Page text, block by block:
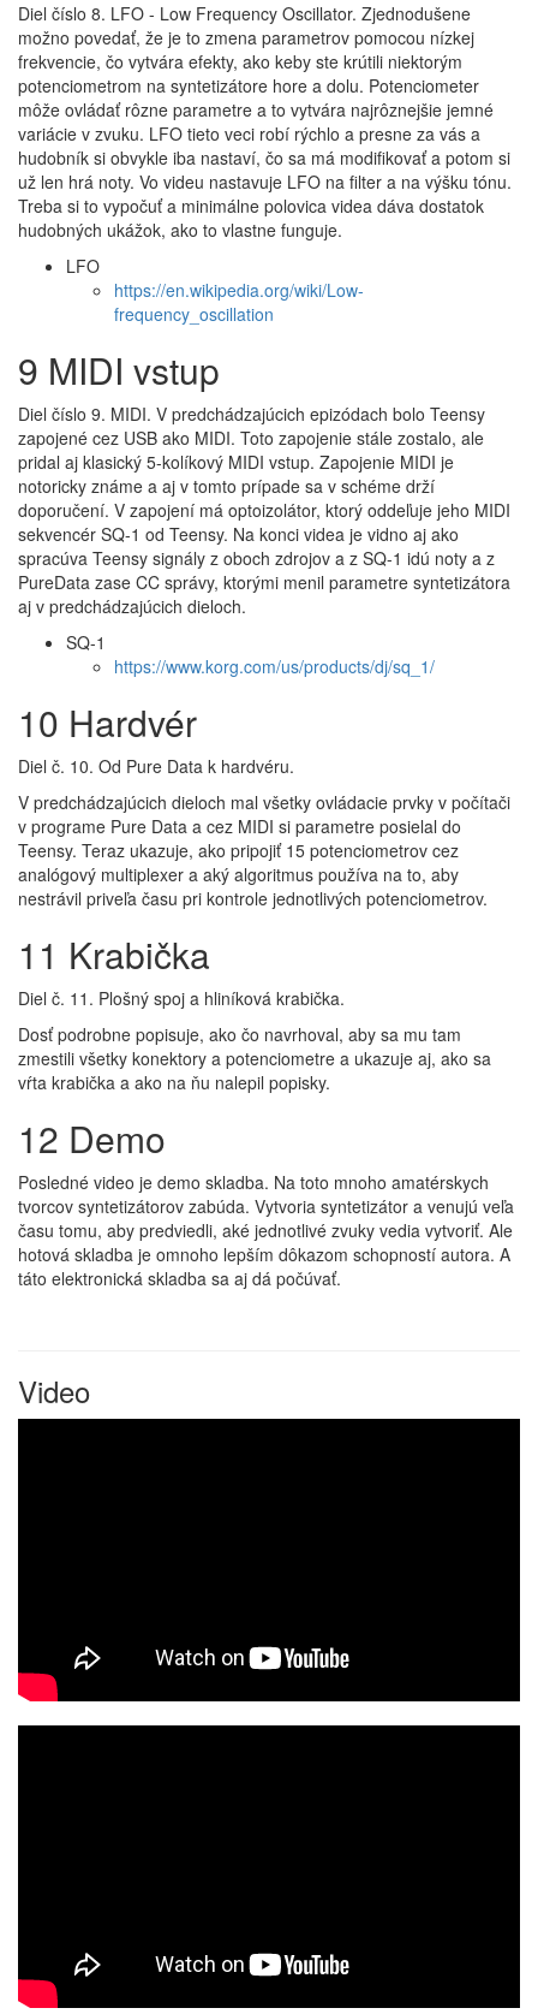
Diel číslo 8. LFO - Low Frequency Oscillator. Zjednodušene
možno povedať, že je to zmena parametrov pomocou nízkej
frekvencie, čo vytvára efekty, ako keby ste krútili niektorým
potenciometrom na syntetizátore hore a dolu. Potenciometer
môže ovládať rôzne parametre a to vytvára najrôznejšie jemné
variácie v zvuku. LFO tieto veci robí rýchlo a presne za vás a
hudobník si obvykle iba nastaví, čo sa má modifikovať a potom si
už len hrá noty. Vo videu nastavuje LFO na filter a na výšku tónu.
Treba si to vypočuť a minimálne polovica videa dáva dostatok
hudobných ukážok, ako to vlastne funguje.
LFO
https://en.wikipedia.org/wiki/Low-
frequency_oscillation
9 MIDI vstup
Diel číslo 9. MIDI. V predchádzajúcich epizódach bolo Teensy
zapojené cez USB ako MIDI. Toto zapojenie stále zostalo, ale
pridal aj klasický 5-kolíkový MIDI vstup. Zapojenie MIDI je
notoricky známe a aj v tomto prípade sa v schéme drží
doporučení. V zapojení má optoizolátor, ktorý oddeľuje jeho MIDI
sekvencér SQ-1 od Teensy. Na konci videa je vidno aj ako
spracúva Teensy signály z oboch zdrojov a z SQ-1 idú noty a z
PureData zase CC správy, ktorými menil parametre syntetizátora
aj v predchádzajúcich dieloch.
SQ-1
https://www.korg.com/us/products/dj/sq_1/
10 Hardvér
Diel č. 10. Od Pure Data k hardvéru.
V predchádzajúcich dieloch mal všetky ovládacie prvky v počítači
v programe Pure Data a cez MIDI si parametre posielal do
Teensy. Teraz ukazuje, ako pripojiť 15 potenciometrov cez
analógový multiplexer a aký algoritmus používa na to, aby
nestrávil priveľa času pri kontrole jednotlivých potenciometrov.
11 Krabička
Diel č. 11. Plošný spoj a hliníková krabička.
Dosť podrobne popisuje, ako čo navrhoval, aby sa mu tam
zmestili všetky konektory a potenciometre a ukazuje aj, ako sa
vŕta krabička a ako na ňu nalepil popisky.
12 Demo
Posledné video je demo skladba. Na toto mnoho amatérskych
tvorcov syntetizátorov zabúda. Vytvoria syntetizátor a venujú veľa
času tomu, aby predviedli, aké jednotlivé zvuky vedia vytvoriť. Ale
hotová skladba je omnoho lepším dôkazom schopností autora. A
táto elektronická skladba sa aj dá počúvať.
Video